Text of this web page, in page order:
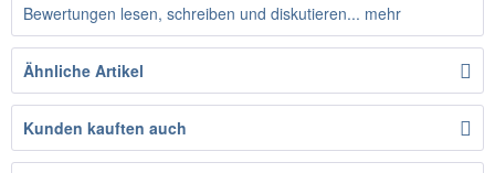
Bewertungen lesen, schreiben und diskutieren... mehr
Ähnliche Artikel
Kunden kauften auch